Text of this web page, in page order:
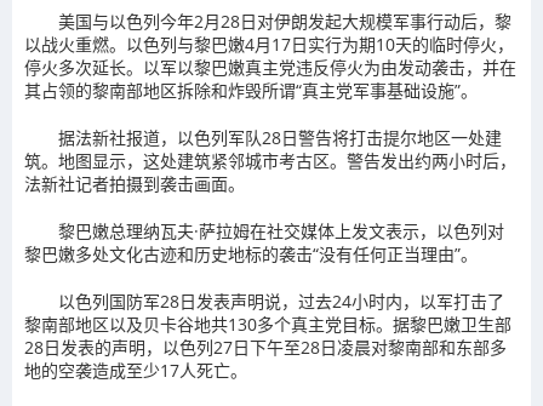
美国与以色列今年2月28日对伊朗发起大规模军事行动后，黎
以战火重燃。以色列与黎巴嫩4月17日实行为期10天的临时停火，
停火多次延长。以军以黎巴嫩真主党违反停火为由发动袭击，并在
其占领的黎南部地区拆除和炸毁所谓“真主党军事基础设施”。
据法新社报道，以色列军队28日警告将打击提尔地区一处建
筑。地图显示，这处建筑紧邻城市考古区。警告发出约两小时后，
法新社记者拍摄到袭击画面。
黎巴嫩总理纳瓦夫·萨拉姆在社交媒体上发文表示，以色列对
黎巴嫩多处文化古迹和历史地标的袭击“没有任何正当理由”。
以色列国防军28日发表声明说，过去24小时内，以军打击了
黎南部地区以及贝卡谷地共130多个真主党目标。据黎巴嫩卫生部
28日发表的声明，以色列27日下午至28日凌晨对黎南部和东部多
地的空袭造成至少17人死亡。